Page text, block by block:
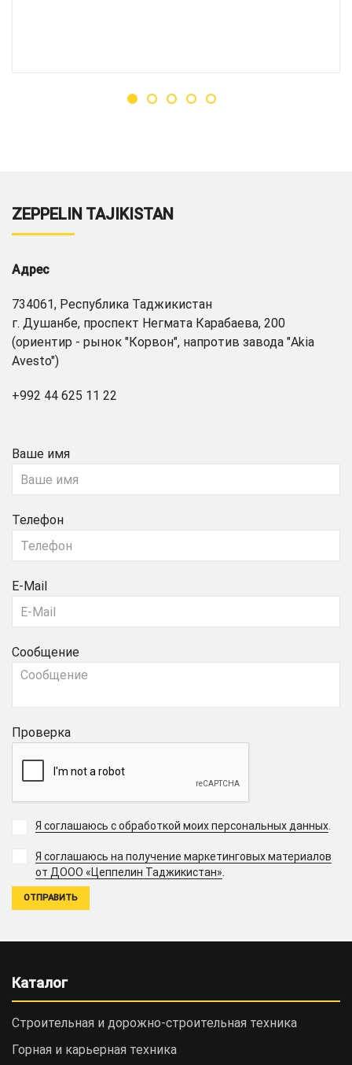
ZEPPELIN TAJIKISTAN
Адрес
734061, Республика Таджикистан
г. Душанбе, проспект Негмата Карабаева, 200
(ориентир - рынок "Корвон", напротив завода "Akia
Avesto")
+992 44 625 11 22
Ваше имя
Телефон
E-Mail
Сообщение
Проверка
Я соглашаюсь с обработкой моих персональных данных.
Я соглашаюсь на получение маркетинговых материалов
от ДООО «Цеппелин Таджикистан».
Каталог
Строительная и дорожно-cтроительная техника
Горная и карьерная техника